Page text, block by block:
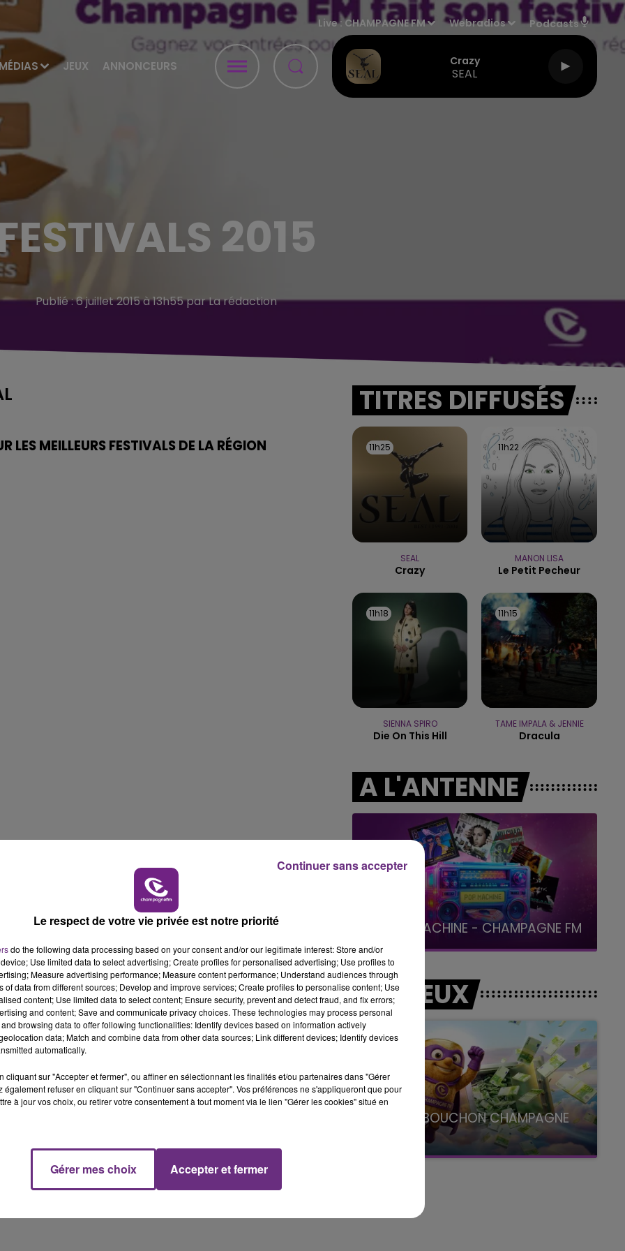
MÉDIAS JEUX ANNONCEURS
Live :CHAMPAGNE FM Webradios Podcasts
Crazy
SEAL
15h00 - 19h00
LE CLUB CHAMPAGNE FM
2015
Publié : 6 juillet 2015 à 13h55 par La rédaction
LES MEILLEURS FESTIVALS DE LA RÉGION
: 03.26.47.08.08 !
FESTIVAL AUX ADRESSES SUIVANTE:
TITRES DIFFUSÉS
11h25
11h25
SEAL
Crazy
11h22
11h22
MANON LISA
Le Petit Pecheur
11h18
11h18
SIENNA SPIRO
Die On This Hill
11h15
11h15
TAME IMPALA & JENNIE
Dracula
A L'ANTENNE
15h00 - 19h00
Le Club Champagne FM LA POP MACHINE - CHAMPAGNE FM
LES JEUX
LE SUPER BOUCHON CHAMPAGNE
avec La Famille Champagne FM, à 8H10
Le respect de votre vie privée est notre priorité
do the following data processing based on your consent and/or our legitimate interest: Store and/or
Use limited data to select advertising; Create profiles for personalised advertising; Use profiles to
Measure advertising performance; Measure content performance; Understand audiences through
of data from different sources; Develop and improve services; Create profiles to personalise content; Use
content; Use limited data to select content; Ensure security, prevent and detect fraud, and fix errors;
and content; Save and communicate privacy choices. These technologies may process personal
browsing data to offer following functionalities: Identify devices based on information actively
data; Match and combine data from other data sources; Link different devices; Identify devices
automatically.
cliquant sur "Accepter et fermer", ou affiner en sélectionnant les finalités et/ou partenaires dans "Gérer
également refuser en cliquant sur "Continuer sans accepter". Vos préférences ne s'appliqueront que pour
à jour vos choix, ou retirer votre consentement à tout moment via le lien "Gérer les cookies" situé en
Gérer mes choix Accepter et fermer
Continuer sans accepter